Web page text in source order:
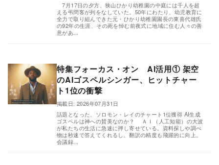
7月17日の夕方、狭山ひかり幼稚園の中庭には千人を超
える弔問客が列をなしていた。50年にわたり、幼児教育に
全力で取り組んできた元・ひかり幼稚園園長の東喜代雄氏
の92年の生涯、その死を悼む前夜式に地域に住む人々の善
意があ...
,
特集フォーカス・オン AI活用① 架空
のAIゴスペルシンガー、ヒットチャー
ト1位の衝撃
掲載日: 2026年07月31日
話題となった、ソロモン・レイのチャート1位獲得 AI生成
ゴスペルは神への賛美なのか？ ＡＩ（人工知能）の大波
が私たちの生活に急速に押し寄せている。資料探しや調べ
物は秒速で答えてくれるし、翻訳の精度も飛躍的に向上。
会議録...